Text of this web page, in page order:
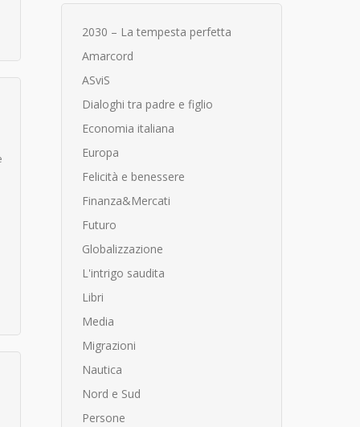
2030 – La tempesta perfetta
Amarcord
ASviS
Dialoghi tra padre e figlio
Economia italiana
Europa
Felicità e benessere
Finanza&Mercati
Futuro
Globalizzazione
L'intrigo saudita
Libri
Media
Migrazioni
Nautica
Nord e Sud
Persone